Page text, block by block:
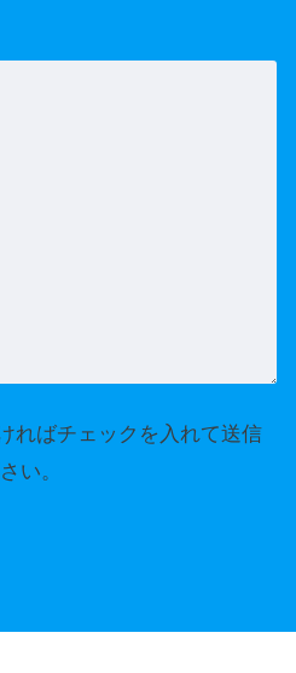
ればチェックを入れて送信
い。